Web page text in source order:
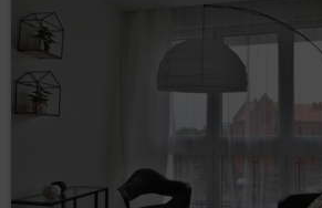
https://www.idobooking.com/pl/
systemami/systemy-platnosci-
idobooking/
Gość/Użytkownik może wyrazić
otrzymywanie informacji
elektroniczną, poprzez
opcji w formularzu
późniejszym w odpowiedniej